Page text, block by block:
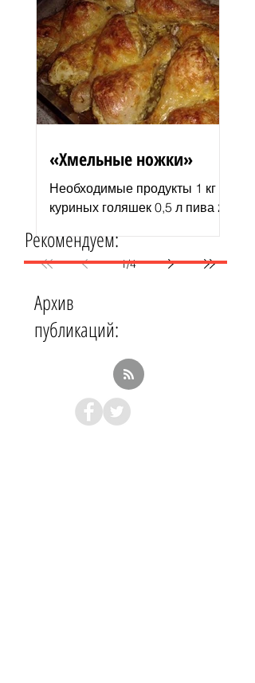
итальянских трав черный
молотый перец 2–3 ст. л.
растительного...
«Хмельные ножки»
Необходимые продукты 1 кг
куриных голяшек 0,5 л пива 2–
курицы соль и перец по вкусу
1 пачка изюма (200 г )...
1/4
Рекомендуем:
Архив
публикаций: